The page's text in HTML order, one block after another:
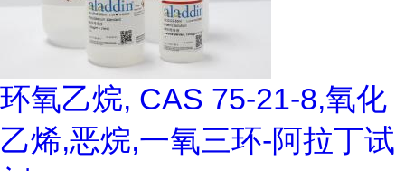
环氧乙烷, CAS 75-21-8,氧化
乙烯,恶烷,一氧三环-阿拉丁试